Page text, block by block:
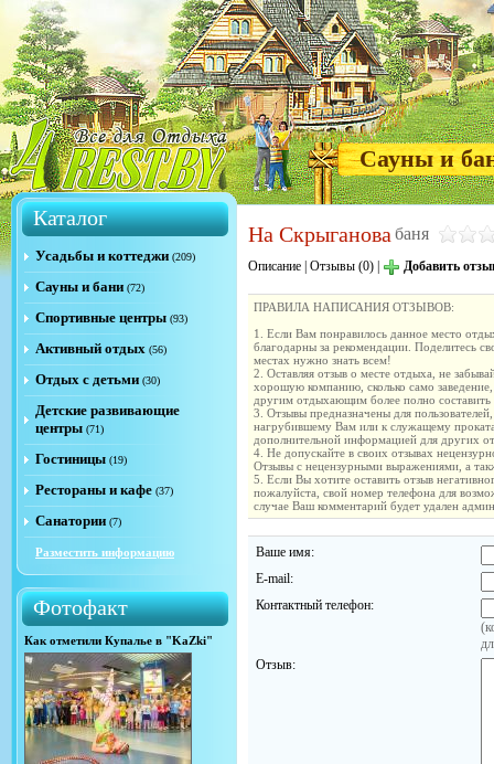
Сауны и
Каталог
Усадьбы и коттеджи (209)
Сауны и бани (72)
Спортивные центры (93)
Активный отдых (56)
Отдых с детьми (30)
Детские развивающие
центры (71)
Гостиницы (19)
Рестораны и кафе (37)
Санатории (7)
Разместить информацию
Фотофакт
Как отметили Купалье в "KaZki"
На Скрыганова баня
Описание Отзывы (0) Добавить
ПРАВИЛА НАПИСАНИЯ ОТЗЫВОВ:
1. Если Вам понравилось данное место
благодарны за рекомендации. Поделитесь
местах нужно знать всем!
2. Оставляя отзыв о месте отдыха, не
хорошую компанию, сколько само
другим отдыхающим более полно
3. Отзывы предназначены для
нагрубившему Вам или к служащему
дополнительной информацией для других
4. Не допускайте в своих отзывах
Отзывы с нецензурными выражениями, а
5. Если Вы хотите оставить отзыв
пожалуйста, свой номер телефона для
случае Ваш комментарий будет удален
Ваше имя:
E-mail:
Контактный телефон:
Отзыв: